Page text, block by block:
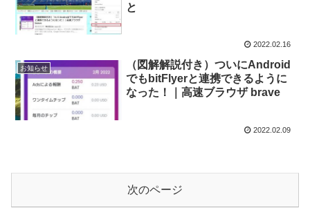
と
2022.02.16
お知らせ
（図解解説付き）ついにAndroid
でもbitFlyerと連携できるように
なった！｜高速ブラウザ brave
2022.02.09
次のページ